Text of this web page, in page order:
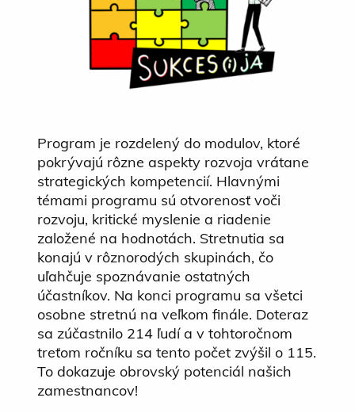
Program je rozdelený do modulov, ktoré
pokrývajú rôzne aspekty rozvoja vrátane
strategických kompetencií. Hlavnými
témami programu sú otvorenosť voči
rozvoju, kritické myslenie a riadenie
založené na hodnotách. Stretnutia sa
konajú v rôznorodých skupinách, čo
uľahčuje spoznávanie ostatných
účastníkov. Na konci programu sa všetci
osobne stretnú na veľkom finále. Doteraz
sa zúčastnilo 214 ľudí a v tohtoročnom
treťom ročníku sa tento počet zvýšil o 115.
To dokazuje obrovský potenciál našich
zamestnancov!